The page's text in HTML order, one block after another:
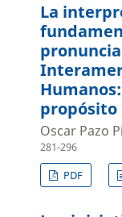
La
propósito
Oscar Pazo
281-296
PDF